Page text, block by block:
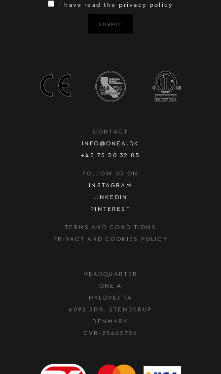
I have read the privacy policy
SUBMIT
CONTACT
INFO@ONEA.DK
+45 75 50 32 05
FOLLOW US ON
INSTAGRAM
LINKEDIN
PINTEREST
TERMS AND CONDITIONS
PRIVACY AND COOKIES POLICY
HEADQUARTER
ONE A
HYLDVEJ 1A
6092 SDR. STENDERUP
DENMARK
CVR-25462726